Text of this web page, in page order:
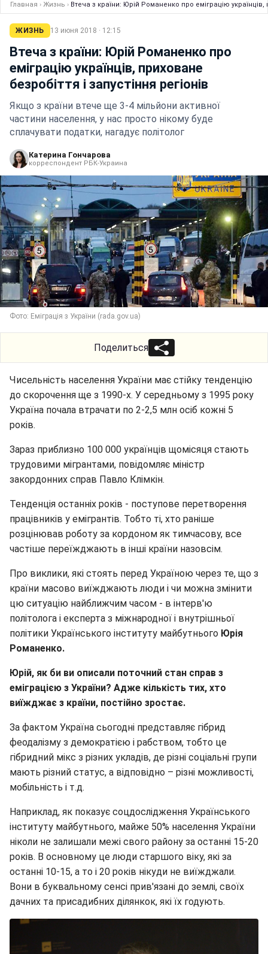
Главная › Жизнь › Втеча з країни: Юрій Романенко про еміграцію українців,
ЖИЗНЬ 13 июня 2018 · 12:15
Втеча з країни: Юрій Романенко про
еміграцію українців, приховане
безробіття і запустіння регіонів
Якщо з країни втече ще 3-4 мільйони активної
частини населення, у нас просто нікому буде
сплачувати податки, нагадує політолог
Катерина Гончарова
корреспондент РБК-Украина
Фото: Еміграція з України (rada.gov.ua)
Поделиться
Чисельність населення України має стійку тенденцію
до скорочення ще з 1990-х. У середньому з 1995 року
Україна почала втрачати по 2-2,5 млн осіб кожні 5
років.
Зараз приблизно 100 000 українців щомісяця стають
трудовими мігрантами, повідомляє міністр
закордонних справ Павло Клімкін.
Тенденція останніх років - поступове перетворення
працівників у емігрантів. Тобто ті, хто раніше
розцінював роботу за кордоном як тимчасову, все
частіше переїжджають в інші країни назовсім.
Про виклики, які стоять перед Україною через те, що з
країни масово виїжджають люди і чи можна змінити
цю ситуацію найближчим часом - в інтерв'ю
політолога і експерта з міжнародної і внутрішньої
політики Українського інституту майбутнього Юрія
Романенко.
Юрій, як би ви описали поточний стан справ з
еміграцією з України? Адже кількість тих, хто
виїжджає з країни, постійно зростає.
За фактом Україна сьогодні представляє гібрид
феодалізму з демократією і рабством, тобто це
гібридний мікс з різних укладів, де різні соціальні групи
мають різний статус, а відповідно – різні можливості,
мобільність і т.д.
Наприклад, як показує соцдослідження Українського
інституту майбутнього, майже 50% населення України
ніколи не залишали межі свого району за останні 15-20
років. В основному це люди старшого віку, які за
останні 10-15, а то і 20 років нікуди не виїжджали.
Вони в буквальному сенсі прив'язані до землі, своїх
дачних та присадибних ділянкок, які їх годують.